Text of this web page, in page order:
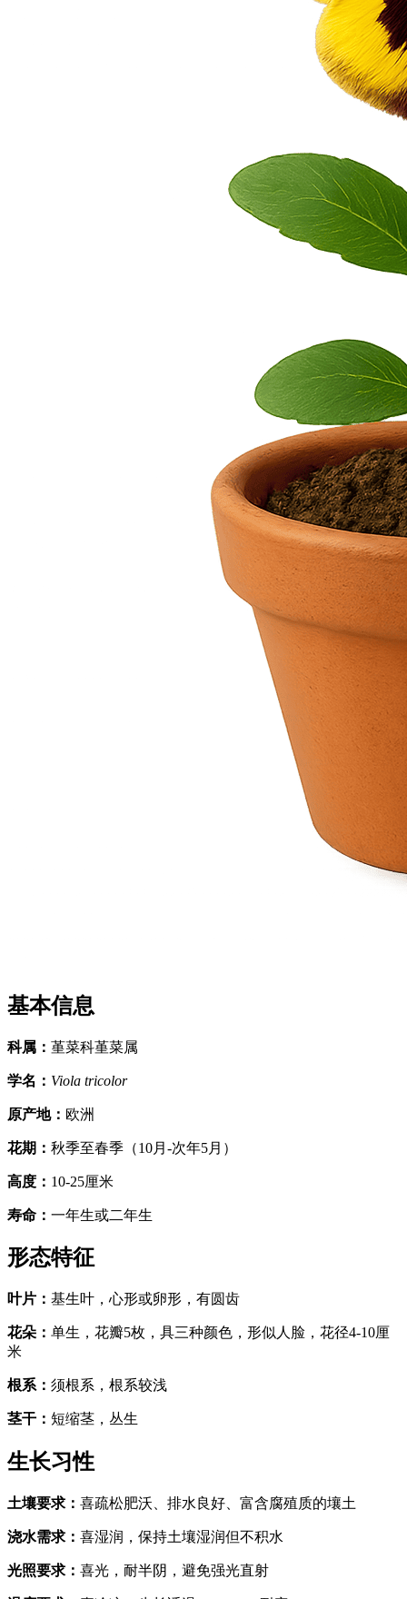
基本信息
科属 ： 堇菜科堇菜属
学名 ： Viola tricolor
原产地： 欧洲
花期 ： 秋季至春季（10月-次年5月）
高度 ： 10-25厘米
寿命 ： 一年生或二年生
形态特征
叶片 ： 基生叶，心形或卵形，有圆齿
花朵 ： 单生，花瓣5枚，具三种颜色，形似人脸，花径4-10厘
米
根系 ： 须根系，根系较浅
茎干 ： 短缩茎，丛生
生长习性
土壤要求 ： 喜疏松肥沃、排水良好、富含腐殖质的壤土
浇水需求 ： 喜湿润，保持土壤湿润但不积水
光照要求 ： 喜光，耐半阴，避免强光直射